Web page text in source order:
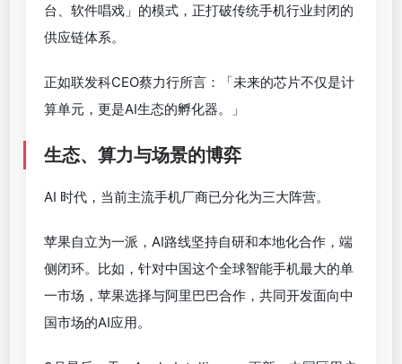
台、软件唱戏」的模式，正打破传统手机行业封闭的
供应链体系。
正如联发科CEO蔡力行所言：「未来的芯片不仅是计
算单元，更是AI生态的孵化器。」
生态、算力与场景的博弈
AI 时代，当前主流手机厂商已分化为三大阵营。
苹果自立为一派，AI路线坚持自研和本地化合作，端
侧闭环。比如，针对中国这个全球智能手机最大的单
一市场，苹果选择与阿里巴巴合作，共同开发面向中
国市场的AI应用。